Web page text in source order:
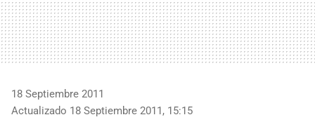
18 Septiembre 2011
Actualizado 18 Septiembre 2011, 15:15